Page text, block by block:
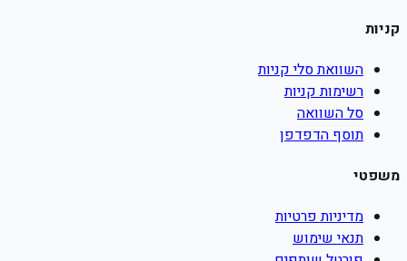
קניות
השוואת סלי קניות
רשימות קניות
סל השוואה
תוסף הדפדפן
משפטי
מדיניות פרטיות
תנאי שימוש